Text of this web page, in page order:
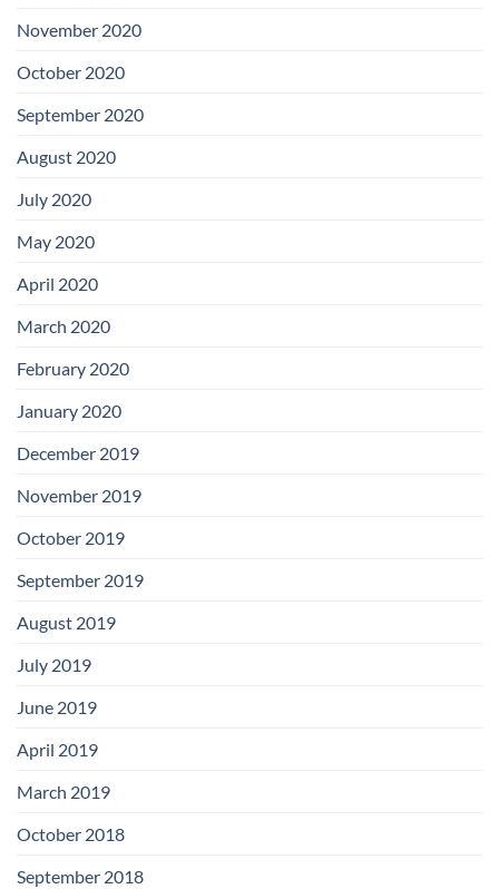
November 2020
October 2020
September 2020
August 2020
July 2020
May 2020
April 2020
March 2020
February 2020
January 2020
December 2019
November 2019
October 2019
September 2019
August 2019
July 2019
June 2019
April 2019
March 2019
October 2018
September 2018